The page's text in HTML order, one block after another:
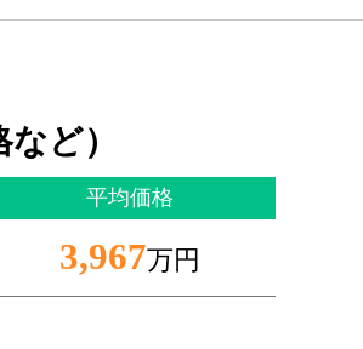
ど）
平均価格
3,967万円